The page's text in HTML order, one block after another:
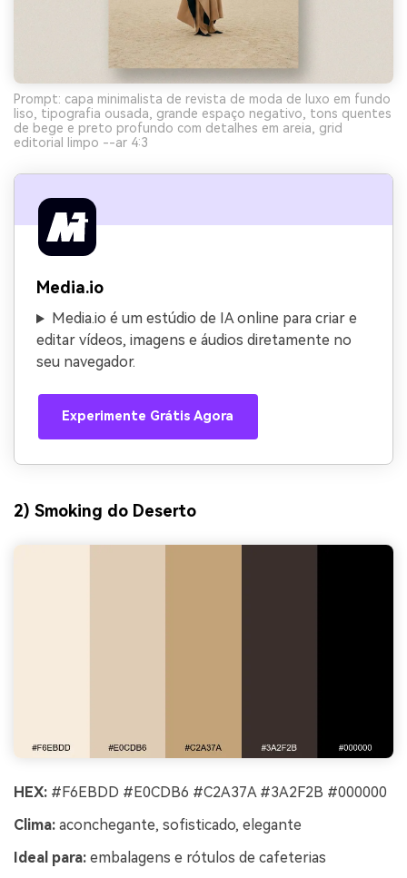
Prompt: capa minimalista de revista de moda de luxo em fundo
liso, tipografia ousada, grande espaço negativo, tons quentes
de bege e preto profundo com detalhes em areia, grid
editorial limpo --ar 4:3
Media.io
Media.io é um estúdio de IA online para criar e
editar vídeos, imagens e áudios diretamente no
seu navegador.
Experimente Grátis Agora
2) Smoking do Deserto
HEX: #F6EBDD #E0CDB6 #C2A37A #3A2F2B #000000
Clima: aconchegante, sofisticado, elegante
Ideal para: embalagens e rótulos de cafeterias